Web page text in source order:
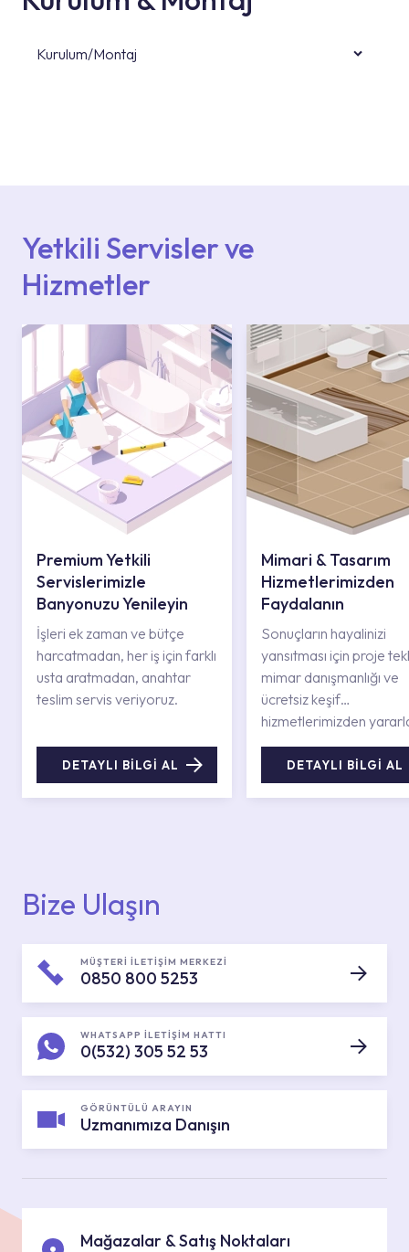
Kurulum/Montaj
Yetkili Servisler ve
Hizmetler
Premium Yetkili
Servislerimizle
Banyonuzu Yenileyin
İşleri ek zaman ve bütçe
harcatmadan, her iş için farklı
usta aratmadan, anahtar
teslim servis veriyoruz.
DETAYLI BİLGİ AL
Mimari & Tasarım
Hizmetlerimizden
Faydalanın
Sonuçların hayalinizi
yansıtması için proje
mimar danışmanlığı ve
ücretsiz keşif
hizmetlerimizden
DETAYLI BİLGİ AL
Bize Ulaşın
MÜŞTERİ İLETİŞİM MERKEZİ
0850 800 5253
WHATSAPP İLETİŞİM HATTI
0(532) 305 52 53
GÖRÜNTÜLÜ ARAYIN
Uzmanımıza Danışın
Mağazalar & Satış Noktaları